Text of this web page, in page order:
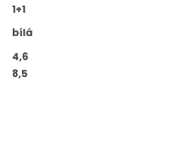
1+1
bílá
4,6
8,5